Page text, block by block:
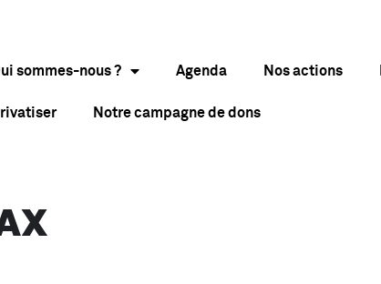
sommes-nous ? Agenda Nos actions
Notre campagne de dons